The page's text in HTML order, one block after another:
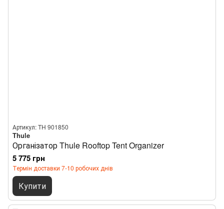
Артикул: TH 901850
Thule
Організатор Thule Rooftop Tent Organizer
5 775 грн
Термін доставки 7-10 робочих днів
Купити